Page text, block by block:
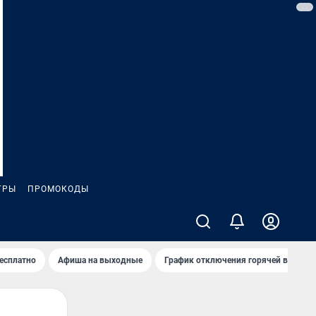
ПРОМОКОДЫ
Афиша на выходные График отключения горячей воды в